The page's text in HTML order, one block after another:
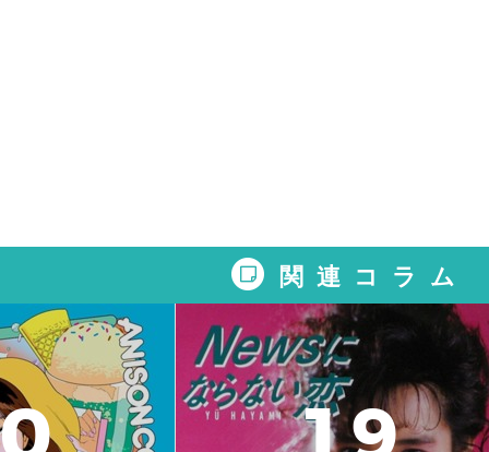
関連コラム